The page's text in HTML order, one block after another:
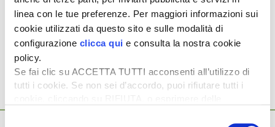
linea con le tue preferenze. Per maggiori informazioni sui
cookie utilizzati da questo sito e sulle modalità di
configurazione clicca qui e consulta la nostra cookie
policy.
Se fai clic su ACCETTA TUTTI acconsenti all’utilizzo di
tutti i cookie. Se non sei d’accordo, puoi rifiutare tutti i
Argomenti:
BIOGAS BIOMETANO